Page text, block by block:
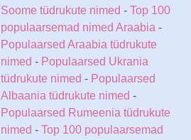
Soome tüdrukute nimed - Top 100
populaarsemad nimed Araabia -
Populaarsed Araabia tüdrukute
nimed - Populaarsed Ukrania
tüdrukute nimed - Populaarsed
Albaania tüdrukute nimed -
Populaarsed Rumeenia tüdrukute
nimed - Top 100 populaarsemad